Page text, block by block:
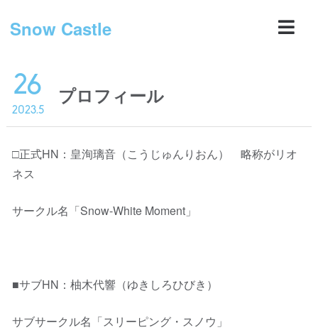
Snow Castle
26
2023.5
プロフィール
□正式HN：皇洵璃音（こうじゅんりおん） 略称がリオ
ネス
サークル名「Snow-White Moment」
■サブHN：柚木代響（ゆきしろひびき）
サブサークル名「スリーピング・スノウ」